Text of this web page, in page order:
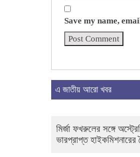
Save my name,
এ জাতীয় আরো খবর
মির্জা ফখরুলের সঙ্গে
ভারপ্রাপ্ত হাইকমিশনারের